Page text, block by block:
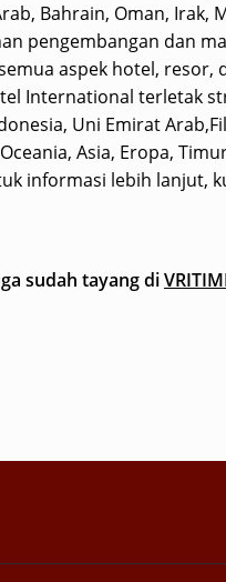
Bahrain, Oman, Irak,
pengembangan dan
aspek hotel,
International terletak
Uni Emirat
Asia, Eropa,
informasi lebih lanjut,
sudah tayang di